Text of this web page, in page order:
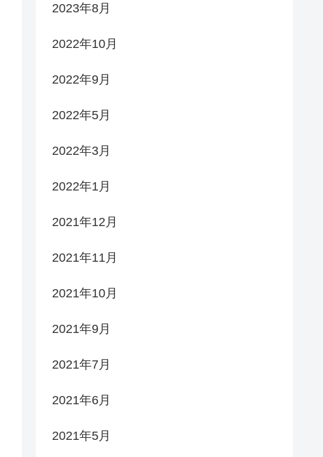
2023年8月
2022年10月
2022年9月
2022年5月
2022年3月
2022年1月
2021年12月
2021年11月
2021年10月
2021年9月
2021年7月
2021年6月
2021年5月